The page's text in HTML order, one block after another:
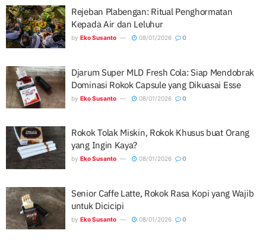
Rejeban Plabengan: Ritual Penghormatan
Kepada Air dan Leluhur
by Eko Susanto 08/01/2026 0
Djarum Super MLD Fresh Cola: Siap Mendobrak
Dominasi Rokok Capsule yang Dikuasai Esse
by Eko Susanto 08/01/2026 0
Rokok Tolak Miskin, Rokok Khusus buat Orang
yang Ingin Kaya?
by Eko Susanto 08/01/2026 0
Senior Caffe Latte, Rokok Rasa Kopi yang Wajib
untuk Dicicipi
by Eko Susanto 08/01/2026 0